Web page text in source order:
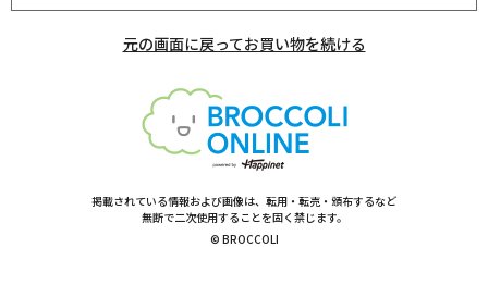
元の画面に戻ってお買い物を続ける
掲載されている情報および画像は、転用・転売・頒布するなど
無断で二次使用することを固く禁じます。
© BROCCOLI